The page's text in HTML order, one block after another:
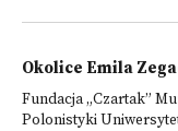
Okolice Emila
Fundacja „Czartak”
Polonistyki